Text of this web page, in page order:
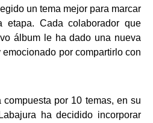
un tema mejor para marcar
Cada colaborador que
álbum le ha dado una nueva
por compartirlo con
compuesta por 10 temas, en su
ha decidido incorporar